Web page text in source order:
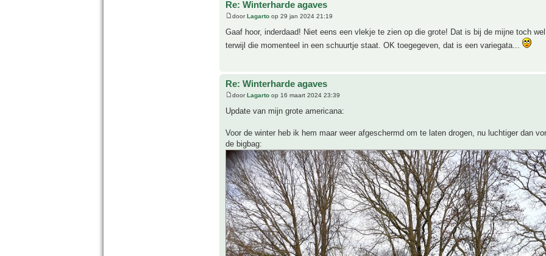
Re: Winterharde agaves
door Lagarto op 29 jan 2024 21:19
Gaaf hoor, inderdaad! Niet eens een vlekje te zien op die grote! Dat is bij de mijne toch
terwijl die momenteel in een schuurtje staat. OK toegegeven, dat is een variegata...
Re: Winterharde agaves
door Lagarto op 16 maart 2024 23:39
Update van mijn grote americana:
Voor de winter heb ik hem maar weer afgeschermd om te laten drogen, nu luchtiger dan
de bigbag: